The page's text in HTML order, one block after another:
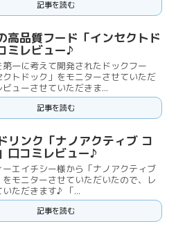
記事を読む
高品質フード「インセクトド
ミレビュー♪
一に考えて開発されたドックフー
クトドック」をモニターさせていただ
ューさせていただきま...
記事を読む
リンク「ナノアクティブ コ
口コミレビュー♪
エイチシー様から「ナノアクティブ
をモニターさせていただいたので、レ
ただきます♪ 「...
記事を読む